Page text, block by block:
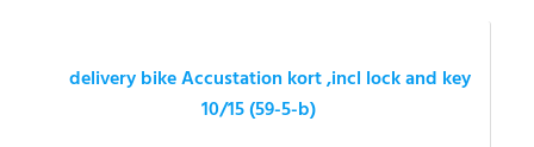
delivery bike Accustation kort ,incl lock and key
10/15 (59-5-b)